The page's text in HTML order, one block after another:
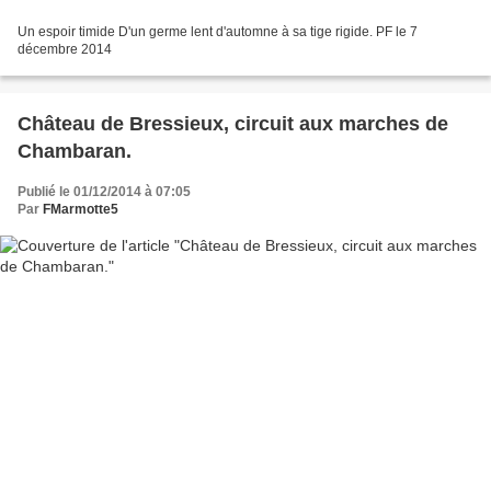
Un espoir timide D'un germe lent d'automne à sa tige rigide. PF le 7
décembre 2014
Château de Bressieux, circuit aux marches de
Chambaran.
Publié le 01/12/2014 à 07:05
Par FMarmotte5